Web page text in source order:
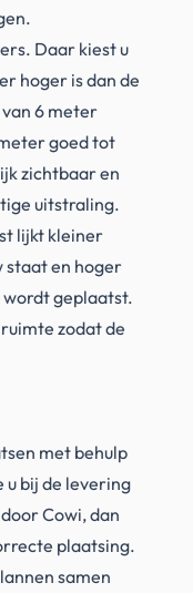
Daar kiest u
hoger is dan de
6 meter
goed tot
zichtbaar en
uitstraling.
lijkt kleiner
staat en hoger
geplaatst.
zodat de
met behulp
u bij de levering
Cowi, dan
plaatsing.
samen